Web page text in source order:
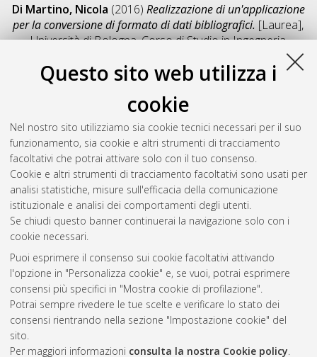
Questo sito web utilizza i
cookie
Nel nostro sito utilizziamo sia cookie tecnici necessari per il suo
funzionamento, sia cookie e altri strumenti di tracciamento
facoltativi che potrai attivare solo con il tuo consenso.
Cookie e altri strumenti di tracciamento facoltativi sono usati per
analisi statistiche, misure sull'efficacia della comunicazione
istituzionale e analisi dei comportamenti degli utenti.
Se chiudi questo banner continuerai la navigazione solo con i
cookie necessari.
Puoi esprimere il consenso sui cookie facoltativi attivando
l'opzione in "Personalizza cookie" e, se vuoi, potrai esprimere
consensi più specifici in "Mostra cookie di profilazione".
Potrai sempre rivedere le tue scelte e verificare lo stato dei
consensi rientrando nella sezione "Impostazione cookie" del
sito.
Per maggiori informazioni consulta la nostra Cookie policy.
Di Martino, Nicola (2016) Realizzazione di un'applicazione
per la conversione di formato di dati bibliografici. [Laurea],
Università di Bologna, Corso di Studio inIngegneria
, Documento full-text non disponibile
Salva citazione
Condividi
Il full-text non è disponibile per scelta dell'autore. (
Abstract
Altri metadati
Gestione del documento:
Atom
Rss 1.0
Rss 2.0
AMS Laurea